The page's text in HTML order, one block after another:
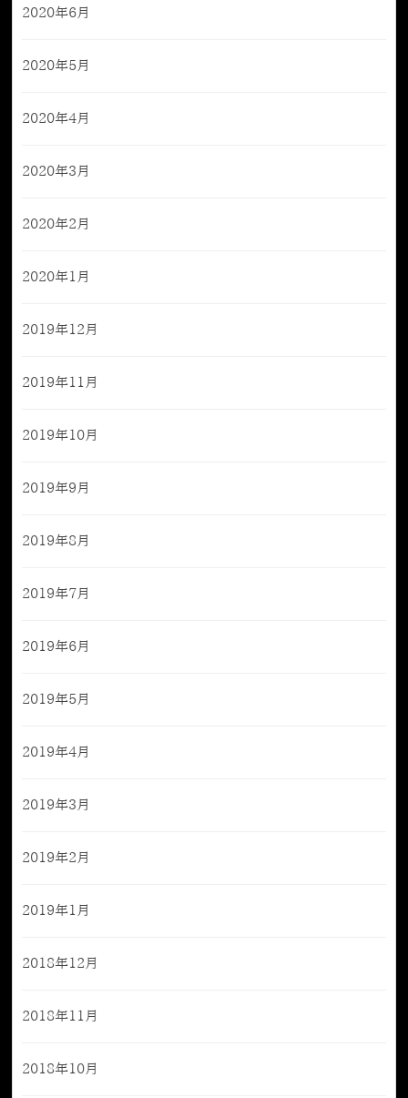
2020年6月
2020年5月
2020年4月
2020年3月
2020年2月
2020年1月
2019年12月
2019年11月
2019年10月
2019年9月
2019年8月
2019年7月
2019年6月
2019年5月
2019年4月
2019年3月
2019年2月
2019年1月
2018年12月
2018年11月
2018年10月